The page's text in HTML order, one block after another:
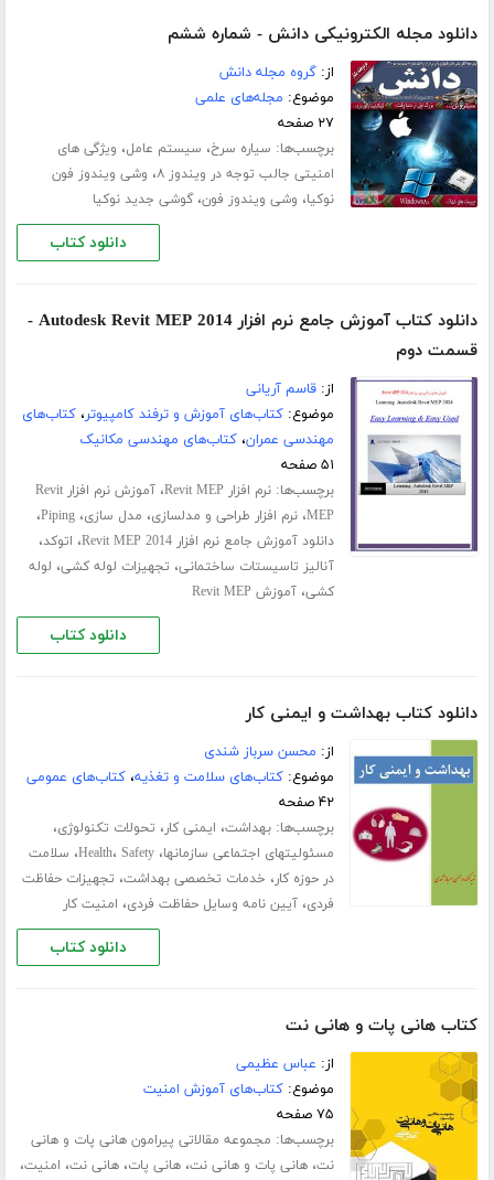
دانلود مجله الکترونیکی دانش - شماره ششم
از:گروه مجله دانش
موضوع: مجله‌های علمی
۲۷ صفحه
برچسب‌ها: سیاره سرخ، سیستم عامل، ویژگی های
امنیتی جالب توجه در ویندوز ۸ ، وشی ویندوز فون
نوکیا، وشی ویندوز فون،گوشی جدید نوکیا
دانلود کتاب
دانلود کتاب آموزش جامع نرم افزار Autodesk Revit MEP 2014 -
قسمت دوم
از:قاسم آریانی
موضوع:کتاب‌های آموزش و ترفند کامپیوتر،کتاب‌های
مهندسی عمران،کتاب‌های مهندسی مکانیک
۵۱ صفحه
برچسب‌ها:نرم افزار Revit MEP ،
آموزش نرم افزار Revit
MEP،نرم افزار طراحی و مدلسازی، مدل سازی،Piping،
دانلود آموزش جامع نرم افزار Revit MEP 2014 ، اتوکد،
آنالیز تاسیستات ساختمانی، تجهیزات لوله کشی، لوله
کشی،آموزش Revit MEP
دانلود کتاب
دانلود کتاب بهداشت و ایمنی کار
از: محسن سرباز شندی
موضوع:کتاب‌های سلامت و تغذیه،کتاب‌های عمومی
۴۲ صفحه
برچسب‌ها:بهداشت، ایمنی کار، تحولات تکنولوژی،
مسئولیتهای اجتماعی سازمانها، Health، Safety ، سلامت
در حوزه کار، خدمات تخصصی بهداشت، تجهیزات حفاظت
فردی،آیین نامه وسایل حفاظت فردی، امنیت کار
دانلود کتاب
کتاب هانی پات و هانی نت
از: عباس عظیمی
موضوع:کتاب‌های آموزش امنیت
۷۵ صفحه
برچسب‌ها: مجموعه مقالاتی پیرامون هانی پات و هانی
نت،هانی پات و هانی نت،هانی پات،هانی نت، امنیت،